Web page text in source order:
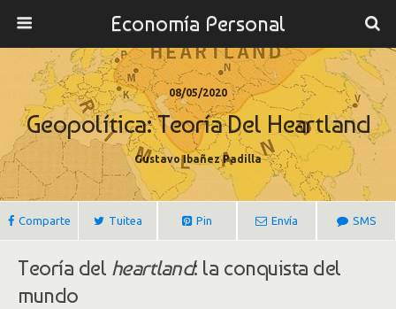
Economía Personal
08/05/2020
Geopolítica: Teoría Del Heartland
Gustavo Ibañez Padilla
Comparte Tuitea Pin Envía SMS
Teoría del heartland: la conquista del
mundo